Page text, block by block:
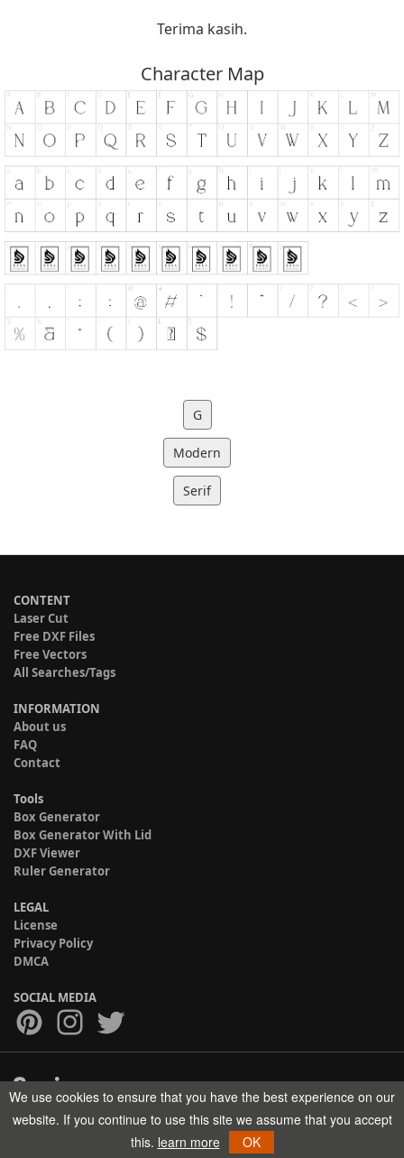
Terima kasih.
Character Map
G
Modern
Serif
CONTENT
Laser Cut
Free DXF Files
Free Vectors
All Searches/Tags
INFORMATION
About us
FAQ
Contact
Tools
Box Generator
Box Generator With Lid
DXF Viewer
Ruler Generator
LEGAL
License
Privacy Policy
DMCA
SOCIAL MEDIA
Copyright © 2017-2026 HELMAN TECH All rights reserved.
We use cookies to ensure that you have the best experience on our
website. If you continue to use this site we assume that you accept
this. learn more OK